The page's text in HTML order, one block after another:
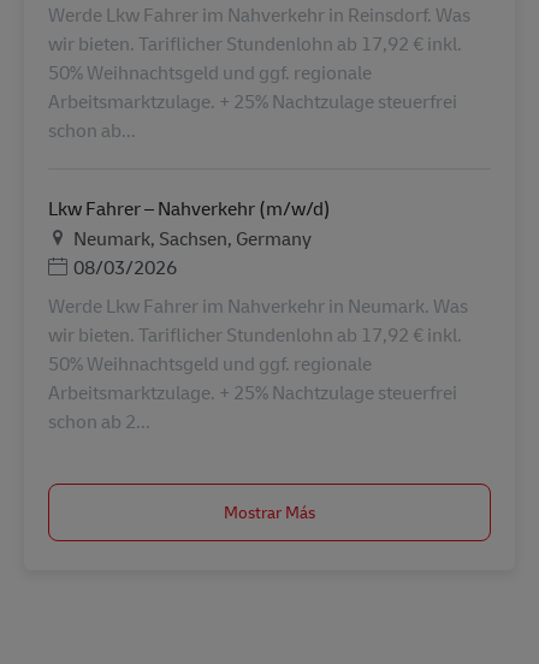
Werde Lkw Fahrer im Nahverkehr in Reinsdorf. Was
wir bieten. Tariflicher Stundenlohn ab 17,92 € inkl.
50% Weihnachtsgeld und ggf. regionale
Arbeitsmarktzulage. + 25% Nachtzulage steuerfrei
schon ab...
Lkw Fahrer – Nahverkehr (m/w/d)
Ubicación
Neumark, Sachsen, Germany
Posted Date
08/03/2026
Werde Lkw Fahrer im Nahverkehr in Neumark. Was
wir bieten. Tariflicher Stundenlohn ab 17,92 € inkl.
50% Weihnachtsgeld und ggf. regionale
Arbeitsmarktzulage. + 25% Nachtzulage steuerfrei
schon ab 2...
Mostrar Más